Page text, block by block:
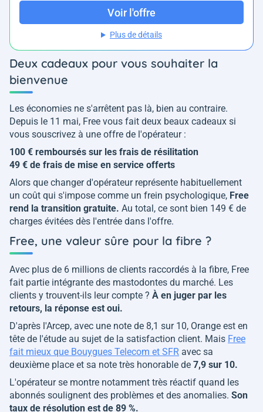
Voir l'offre
Plus de détails
Deux cadeaux pour vous souhaiter la
bienvenue
Les économies ne s'arrêtent pas là, bien au contraire.
Depuis le 11 mai, Free vous fait deux beaux cadeaux si
vous souscrivez à une offre de l'opérateur :
100 € remboursés sur les frais de résilitation
49 € de frais de mise en service offerts
Alors que changer d'opérateur représente habituellement
un coût qui s'impose comme un frein psychologique, Free
rend la transition gratuite. Au total, ce sont bien 149 € de
charges évitées dès l'entrée dans l'offre.
Free, une valeur sûre pour la fibre ?
Avec plus de 6 millions de clients raccordés à la fibre, Free
fait partie intégrante des mastodontes du marché. Les
clients y trouvent-ils leur compte ? À en juger par les
retours, la réponse est oui.
D'après l'Arcep, avec une note de 8,1 sur 10, Orange est en
tête de l'étude au sujet de la satisfaction client. Mais Free
fait mieux que Bouygues Telecom et SFR avec sa
deuxième place et sa note très honorable de 7,9 sur 10.
L'opérateur se montre notamment très réactif quand les
abonnés soulignent des problèmes et des anomalies. Son
taux de résolution est de 89 %.